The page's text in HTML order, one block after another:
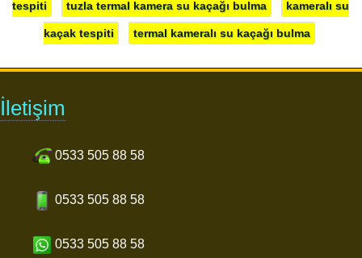
tespiti tuzla termal kamera su kaçağı bulma kameralı su
kaçak tespiti termal kameralı su kaçağı bulma
İletişim
0533 505 88 58
0533 505 88 58
0533 505 88 58